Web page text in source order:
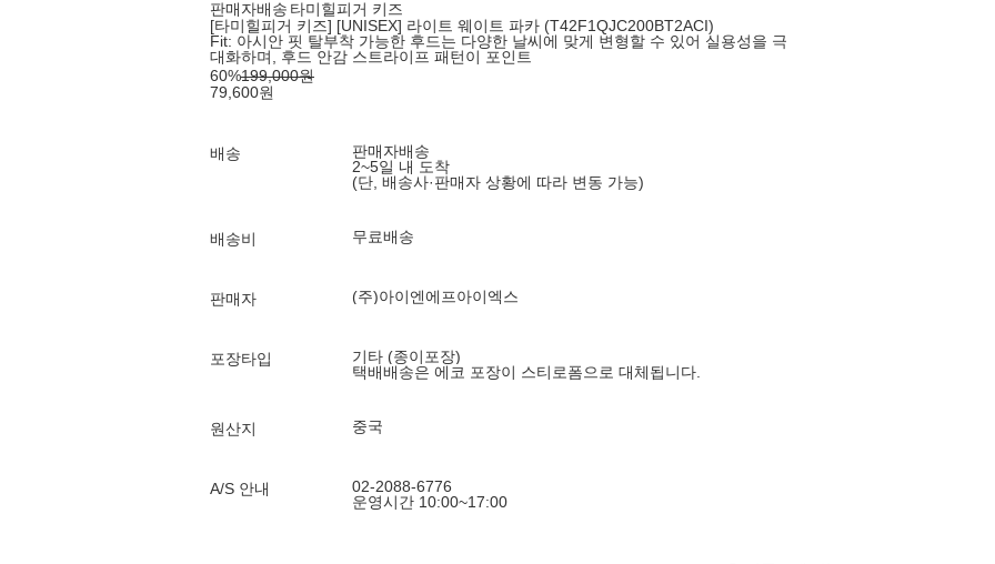
판매자배송 타미힐피거 키즈
[타미힐피거 키즈] [UNISEX] 라이트 웨이트 파카 (T42F1QJC200BT2ACI)
Fit: 아시안 핏 탈부착 가능한 후드는 다양한 날씨에 맞게 변형할 수 있어 실용성을 극
대화하며, 후드 안감 스트라이프 패턴이 포인트
60%199,000원
79,600원
배송
판매자배송
2~5일 내 도착
(단, 배송사·판매자 상황에 따라 변동 가능)
배송비 무료배송
판매자 (주)아이엔에프아이엑스
포장타입
기타 (종이포장)
택배배송은 에코 포장이 스티로폼으로 대체됩니다.
원산지 중국
A/S 안내
02-2088-6776
운영시간 10:00~17:00